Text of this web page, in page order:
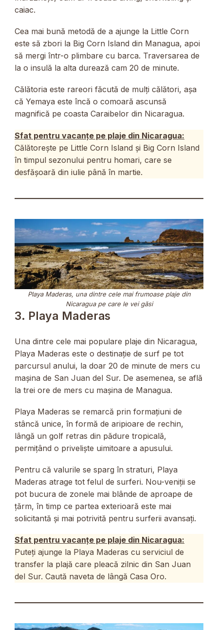
caiac.
Cea mai bună metodă de a ajunge la Little Corn
este să zbori la Big Corn Island din Managua, apoi
să mergi într-o plimbare cu barca. Traversarea de
la o insulă la alta durează cam 20 de minute.
Călătoria este rareori făcută de mulți călători, așa
că Yemaya este încă o comoară ascunsă
magnifică pe coasta Caraibelor din Nicaragua.
Sfat pentru vacanțe pe plaje din Nicaragua:
Călătorește pe Little Corn Island și Big Corn Island
în timpul sezonului pentru homari, care se
desfășoară din iulie până în martie.
Playa Maderas, una dintre cele mai frumoase plaje din
Nicaragua pe care le vei găsi
3. Playa Maderas
Una dintre cele mai populare plaje din Nicaragua,
Playa Maderas este o destinație de surf pe tot
parcursul anului, la doar 20 de minute de mers cu
mașina de San Juan del Sur. De asemenea, se află
la trei ore de mers cu mașina de Managua.
Playa Maderas se remarcă prin formațiuni de
stâncă unice, în formă de aripioare de rechin,
lângă un golf retras din pădure tropicală,
permițând o priveliște uimitoare a apusului.
Pentru că valurile se sparg în straturi, Playa
Maderas atrage tot felul de surferi. Nou-veniții se
pot bucura de zonele mai blânde de aproape de
țărm, în timp ce partea exterioară este mai
solicitantă și mai potrivită pentru surferii avansați.
Sfat pentru vacanțe pe plaje din Nicaragua:
Puteți ajunge la Playa Maderas cu serviciul de
transfer la plajă care pleacă zilnic din San Juan
del Sur. Caută naveta de lângă Casa Oro.